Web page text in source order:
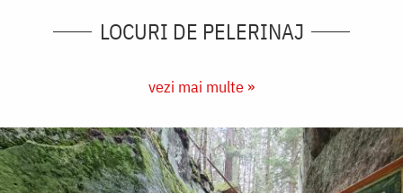
LOCURI DE PELERINAJ
vezi mai multe »